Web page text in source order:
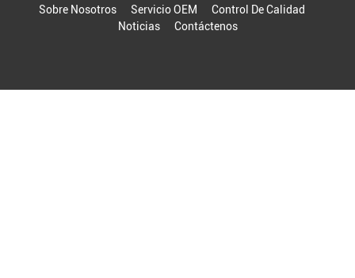
Sobre Nosotros
Servicio OEM
Control De Calidad
Noticias
Contáctenos